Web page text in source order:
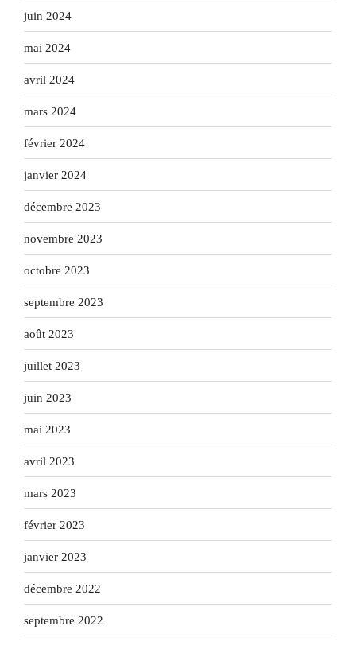
juin 2024
mai 2024
avril 2024
mars 2024
février 2024
janvier 2024
décembre 2023
novembre 2023
octobre 2023
septembre 2023
août 2023
juillet 2023
juin 2023
mai 2023
avril 2023
mars 2023
février 2023
janvier 2023
décembre 2022
septembre 2022